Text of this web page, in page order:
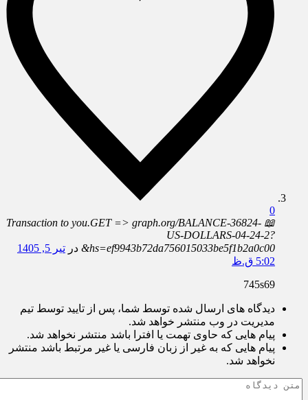
0
📖 Transaction to you.GET => graph.org/BALANCE-36824-
US-DOLLARS-04-24-2?
hs=ef9943b72da756015033be5f1b2a0c00&
در
تیر 5, 1405
5:02 ق.ظ
745s69
دیدگاه های ارسال شده توسط شما، پس از تایید توسط تیم
مدیریت در وب منتشر خواهد شد.
پیام هایی که حاوی تهمت یا افترا باشد منتشر نخواهد شد.
پیام هایی که به غیر از زبان فارسی یا غیر مرتبط باشد منتشر
نخواهد شد.